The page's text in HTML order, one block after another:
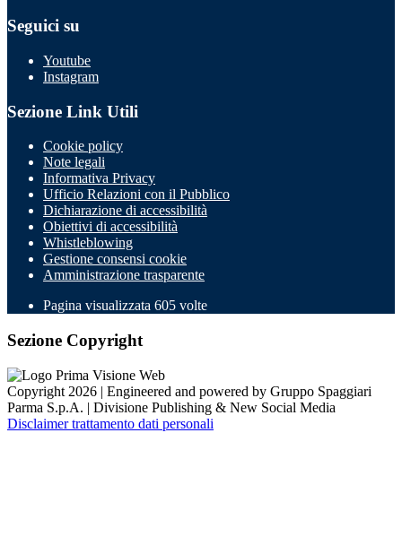
Seguici su
Youtube
Instagram
Sezione Link Utili
Cookie policy
Note legali
Informativa Privacy
Ufficio Relazioni con il Pubblico
Dichiarazione di accessibilità
Obiettivi di accessibilità
Whistleblowing
Gestione consensi cookie
Amministrazione trasparente
Pagina visualizzata 605 volte
Sezione Copyright
Copyright 2026 | Engineered and powered by Gruppo Spaggiari
Parma S.p.A. | Divisione Publishing & New Social Media
Disclaimer trattamento dati personali